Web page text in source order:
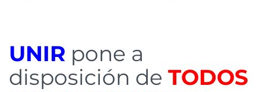
UNIR pone a
disposición de TODOS